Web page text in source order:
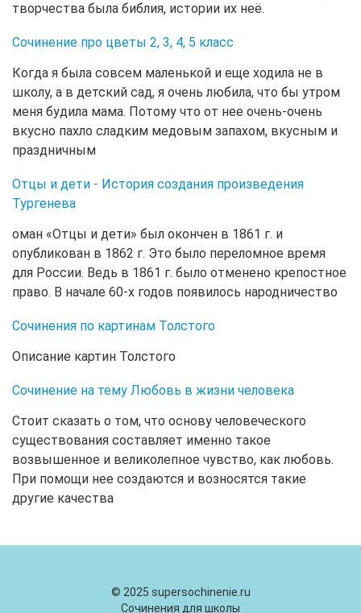
творчества была библия, истории их неё.
Сочинение про цветы 2, 3, 4, 5 класс
Когда я была совсем маленькой и еще ходила не в
школу, а в детский сад, я очень любила, что бы утром
меня будила мама. Потому что от нее очень-очень
вкусно пахло сладким медовым запахом, вкусным и
праздничным
Отцы и дети - История создания произведения
Тургенева
оман «Отцы и дети» был окончен в 1861 г. и
опубликован в 1862 г. Это было переломное время
для России. Ведь в 1861 г. было отменено крепостное
право. В начале 60-х годов появилось народничество
Сочинения по картинам Толстого
Описание картин Толстого
Сочинение на тему Любовь в жизни человека
Стоит сказать о том, что основу человеческого
существования составляет именно такое
возвышенное и великолепное чувство, как любовь.
При помощи нее создаются и возносятся такие
другие качества
© 2025 supersochinenie.ru
Сочинения для школы